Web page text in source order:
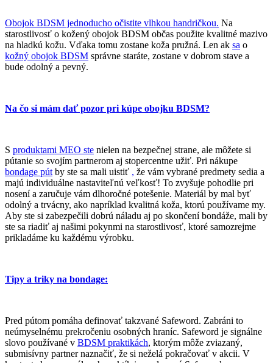
Obojok BDSM jednoducho očistite vlhkou handričkou. Na
starostlivosť o kožený obojok BDSM občas použite kvalitné mazivo
na hladkú kožu. Vďaka tomu zostane koža pružná. Len ak sa o
kožný obojok BDSM správne staráte, zostane v dobrom stave a
bude odolný a pevný.
Na čo si mám dať pozor pri kúpe obojku BDSM?
S produktami MEO ste nielen na bezpečnej strane, ale môžete si
pútanie so svojím partnerom aj stopercentne užiť. Pri nákupe
bondage pút by ste sa mali uistiť , že vám vybrané predmety sedia a
majú individuálne nastaviteľnú veľkosť! To zvyšuje pohodlie pri
nosení a zaručuje vám dlhoročné potešenie. Materiál by mal byť
odolný a trvácny, ako napríklad kvalitná koža, ktorú používame my.
Aby ste si zabezpečili dobrú náladu aj po skončení bondáže, mali by
ste sa riadiť aj našimi pokynmi na starostlivosť, ktoré samozrejme
prikladáme ku každému výrobku.
Tipy a triky na bondage:
Pred pútom pomáha definovať takzvané Safeword. Zabráni to
neúmyselnému prekročeniu osobných hraníc. Safeword je signálne
slovo používané v BDSM praktikách, ktorým môže zviazaný,
submisívny partner naznačiť, že si neželá pokračovať v akcii. V